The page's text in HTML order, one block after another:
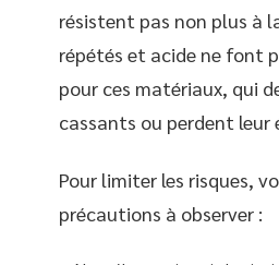
résistent pas non plus à
répétés et acide ne font
pour ces matériaux, qui
cassants ou perdent leur
Pour limiter les risques,
précautions à observer :